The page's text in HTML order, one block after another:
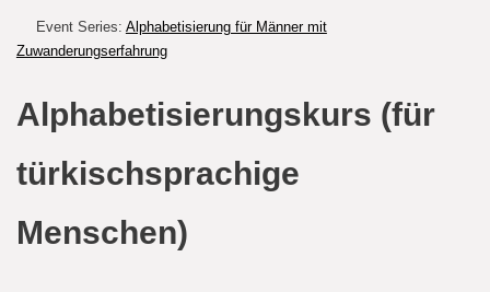
Event Series: Alphabetisierung für Männer mit
Zuwanderungserfahrung
Alphabetisierungskurs (für
türkischsprachige
Menschen)